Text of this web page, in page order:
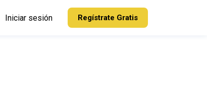
Iniciar sesión Regístrate Gratis